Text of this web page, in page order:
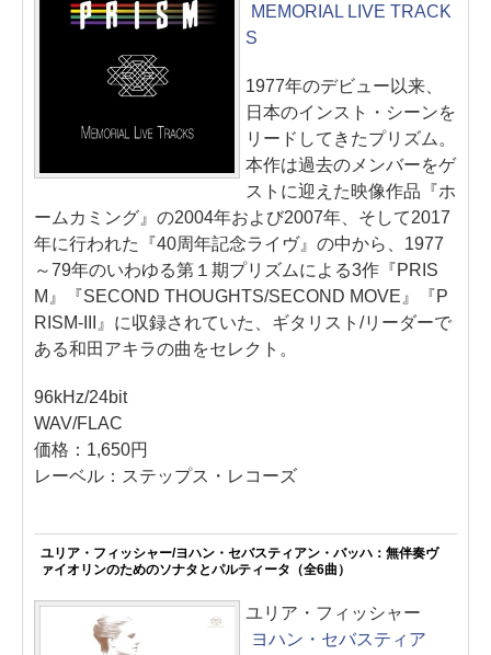
MEMORIAL LIVE TRACK
S
1977年のデビュー以来、
日本のインスト・シーンを
リードしてきたプリズム。
本作は過去のメンバーをゲ
ストに迎えた映像作品『ホ
ームカミング』の2004年および2007年、そして2017
年に行われた『40周年記念ライヴ』の中から、1977
～79年のいわゆる第１期プリズムによる3作『PRIS
M』『SECOND THOUGHTS/SECOND MOVE』『P
RISM-III』に収録されていた、ギタリスト/リーダーで
ある和田アキラの曲をセレクト。
96kHz/24bit
WAV/FLAC
価格：1,650円
レーベル：ステップス・レコーズ
ユリア・フィッシャー/ヨハン・セバスティアン・バッハ：無伴奏ヴ
ァイオリンのためのソナタとパルティータ（全6曲）
ユリア・フィッシャー
ヨハン・セバスティア